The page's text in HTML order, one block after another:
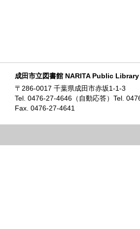
成田市立図書館 NARITA Public Library
〒286-0017 千葉県成田市赤坂1-1-3
Tel. 0476-27-4646（自動応答）Tel.
Fax. 0476-27-4641